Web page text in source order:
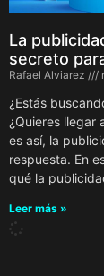
La
secreto
Rafael Alviarez
¿Estás
¿Quieres llegar
es así, la
respuesta. En
qué la
Leer más »